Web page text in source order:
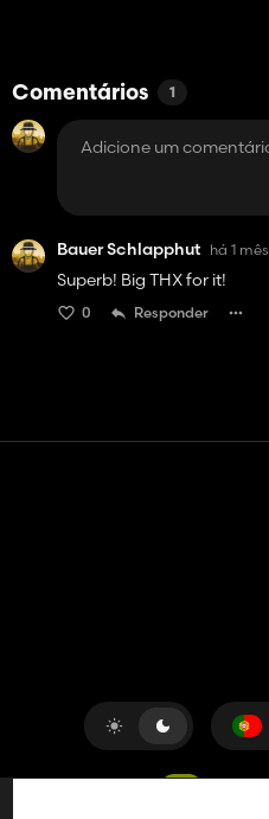
Comentários 1
Bauer Schlapphut há 1 mês
Superb! Big THX for it!
0 Responder